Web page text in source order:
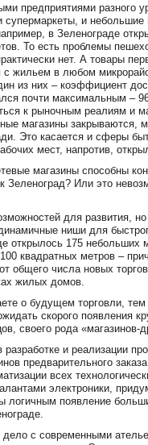
предприятиями разного
супермаркеты, и небольшие
в Зеленограде
То есть проблемы
нет. А товары
с жильем в любом
из них – коэффициент
почти максимальным –
к рыночным реалиям и
магазины закрываются,
Это касается и сферы
мест, напротив,
магазины способны
Зеленоград? Или это
для развития,
ниши для
открылось 175 небольших
квадратных метров –
общего числа новых
жилых домов.
о будущем торговли,
скорого появления
своего рода «магазинов-
и реализации
предварительного
всех
электроники,
появление
с современными